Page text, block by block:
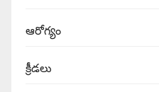
ఆరోగ్యం
క్రీడలు